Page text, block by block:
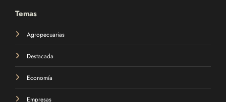
Temas
Agropecuarias
Destacada
Economía
Empresas